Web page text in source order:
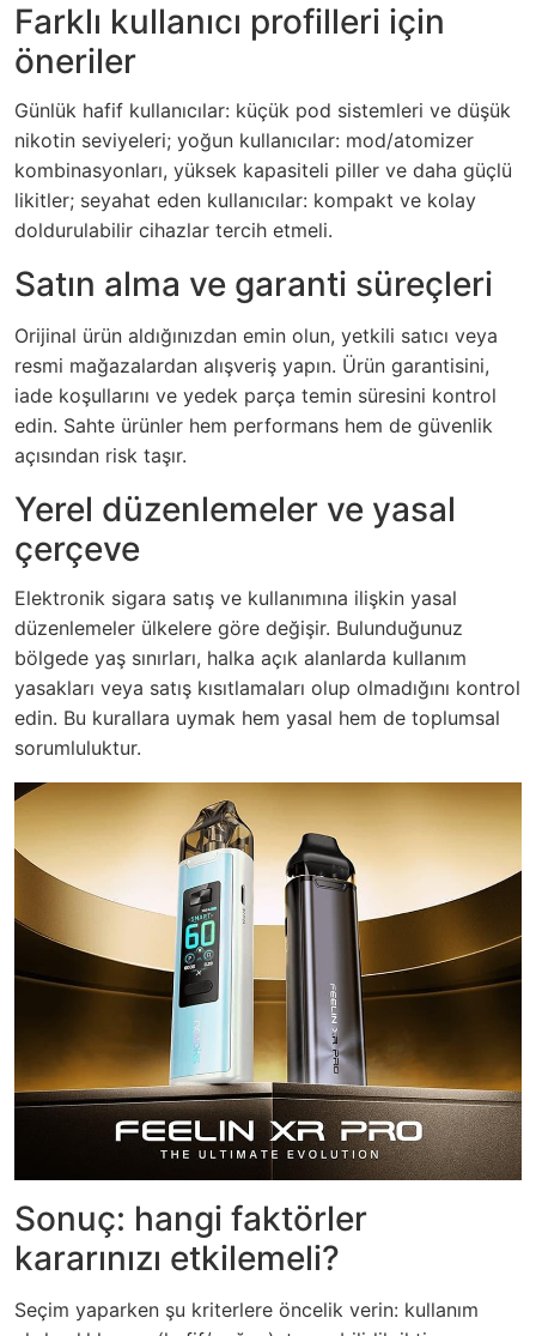
Farklı kullanıcı profilleri için
öneriler
Günlük hafif kullanıcılar: küçük pod sistemleri ve düşük
nikotin seviyeleri; yoğun kullanıcılar: mod/atomizer
kombinasyonları, yüksek kapasiteli piller ve daha güçlü
likitler; seyahat eden kullanıcılar: kompakt ve kolay
doldurulabilir cihazlar tercih etmeli.
Satın alma ve garanti süreçleri
Orijinal ürün aldığınızdan emin olun, yetkili satıcı veya
resmi mağazalardan alışveriş yapın. Ürün garantisini,
iade koşullarını ve yedek parça temin süresini kontrol
edin. Sahte ürünler hem performans hem de güvenlik
açısından risk taşır.
Yerel düzenlemeler ve yasal
çerçeve
Elektronik sigara satış ve kullanımına ilişkin yasal
düzenlemeler ülkelere göre değişir. Bulunduğunuz
bölgede yaş sınırları, halka açık alanlarda kullanım
yasakları veya satış kısıtlamaları olup olmadığını kontrol
edin. Bu kurallara uymak hem yasal hem de toplumsal
sorumluluktur.
Sonuç: hangi faktörler
kararınızı etkilemeli?
Seçim yaparken şu kriterlere öncelik verin: kullanım